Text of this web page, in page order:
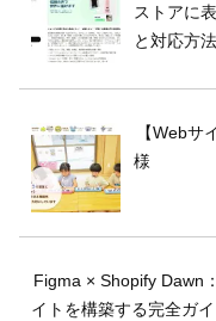
ストアに
と対応方法
【Webサ
様
Figma × Shopify Dawn
イトを構築する完全ガイ